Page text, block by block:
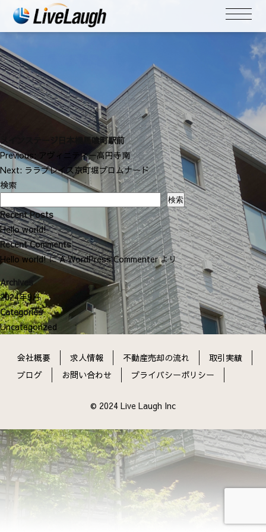
メインステージ日本橋馬喰町駅前
投
稿
ナ
ゲ
ー
シ
ョ
Previous: アヴィニティー高円寺南
Next: ララプレイス京町堀プロムナード
検索
検索
Recent Posts
Hello world!
Recent Comments
Hello world!にA WordPress Commenterより
Archives
2024年9月
Categories
Uncategorized
会社概要 求人情報 不動産売却の流れ
取引実績
ブログ
お問い合わせ プライバシーポリシー
© 2024 Live Laugh Inc